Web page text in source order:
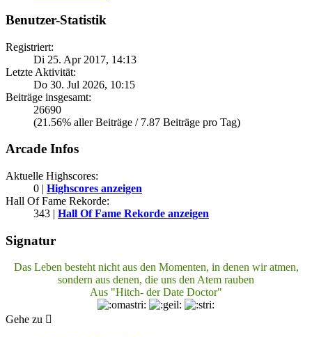
Benutzer-Statistik
Registriert:
Di 25. Apr 2017, 14:13
Letzte Aktivität:
Do 30. Jul 2026, 10:15
Beiträge insgesamt:
26690
(21.56% aller Beiträge / 7.87 Beiträge pro Tag)
Arcade Infos
Aktuelle Highscores:
0 | Highscores anzeigen
Hall Of Fame Rekorde:
343 | Hall Of Fame Rekorde anzeigen
Signatur
Das Leben besteht nicht aus den Momenten, in denen wir atmen,
sondern aus denen, die uns den Atem rauben
Aus "Hitch- der Date Doctor"
Gehe zu